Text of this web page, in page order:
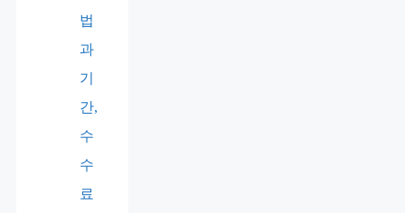
법
과
기
간,
수
수
료